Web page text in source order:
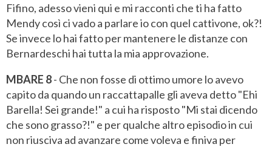
Fifino, adesso vieni qui e mi racconti che ti ha fatto
Mendy così ci vado a parlare io con quel cattivone, ok?!
Se invece lo hai fatto per mantenere le distanze con
Bernardeschi hai tutta la mia approvazione.
MBARE 8- Che non fosse di ottimo umore lo avevo
capito da quando un raccattapalle gli aveva detto "Ehi
Barella! Sei grande!" a cui ha risposto "Mi stai dicendo
che sono grasso?!" e per qualche altro episodio in cui
non riusciva ad avanzare come voleva e finiva per